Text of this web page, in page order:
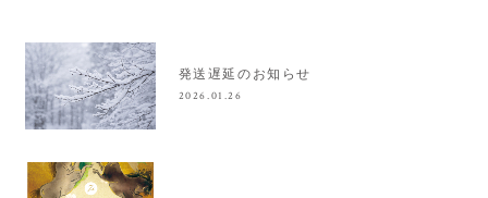
発送遅延のお知らせ
2026.01.26